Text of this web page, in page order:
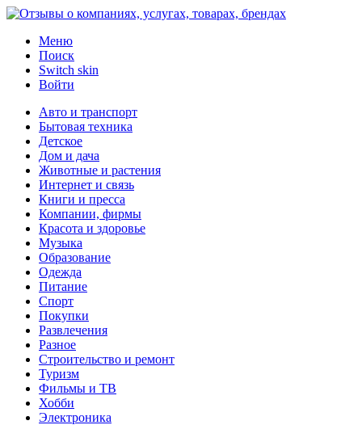
Меню
Поиск
Switch skin
Войти
Авто и транспорт
Бытовая техника
Детское
Дом и дача
Животные и растения
Интернет и связь
Книги и пресса
Компании, фирмы
Красота и здоровье
Музыка
Образование
Одежда
Питание
Спорт
Покупки
Развлечения
Разное
Строительство и ремонт
Туризм
Фильмы и ТВ
Хобби
Электроника